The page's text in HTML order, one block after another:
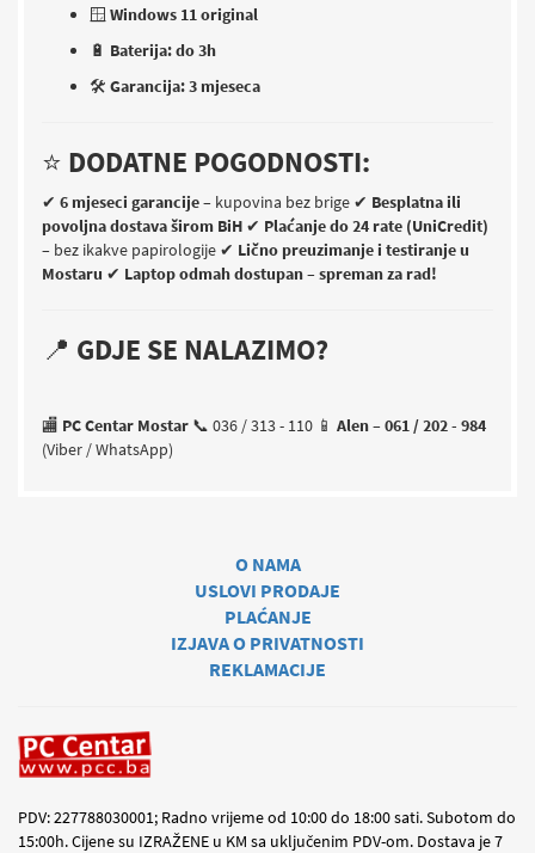
🪟 Windows 11 original
🔋 Baterija: do 3h
🛠 Garancija: 3 mjeseca
⭐ DODATNE POGODNOSTI:
✔ 6 mjeseci garancije– kupovina bez brige ✔ Besplatna ili
povoljna dostava širom BiH ✔ Plaćanje do 24 rate (UniCredit)
– bez ikakve papirologije ✔ Lično preuzimanje i testiranje u
Mostaru ✔ Laptop odmah dostupan – spreman za rad!
📍 GDJE SE NALAZIMO?
🏬 PC Centar Mostar 📞 036 / 313 - 110 📱 Alen – 061 / 202 - 984
(Viber / WhatsApp)
O NAMA
USLOVI PRODAJE
PLAĆANJE
IZJAVA O PRIVATNOSTI
REKLAMACIJE
PDV: 227788030001; Radno vrijeme od 10:00 do 18:00 sati. Subotom do
15:00h. Cijene su IZRAŽENE u KM sa uključenim PDV-om. Dostava je 7